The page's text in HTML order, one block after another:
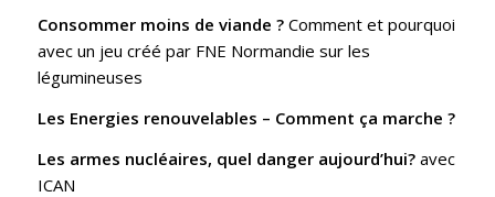
Consommer moins de viande ?Comment et pourquoi
avec un jeu créé par FNE Normandie sur les
légumineuses
Les Energies renouvelables – Comment ça marche ?
Les armes nucléaires, quel danger aujourd’hui?avec
ICAN